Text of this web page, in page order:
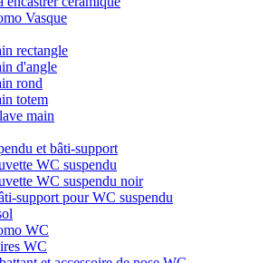
Vasque
rectangle
d'angle
rond
totem
main
et bâti-support
WC suspendu
WC suspendu noir
support pour WC suspendu
WC
WC